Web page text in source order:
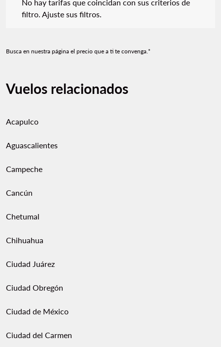
No hay tarifas que coincidan con sus criterios de
filtro. Ajuste sus filtros.
Busca en nuestra página el precio que a ti te convenga.*
Vuelos relacionados
Acapulco
Aguascalientes
Campeche
Cancún
Chetumal
Chihuahua
Ciudad Juárez
Ciudad Obregón
Ciudad de México
Ciudad del Carmen